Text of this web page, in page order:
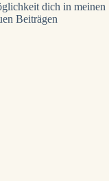
dich in meinen
Beiträgen